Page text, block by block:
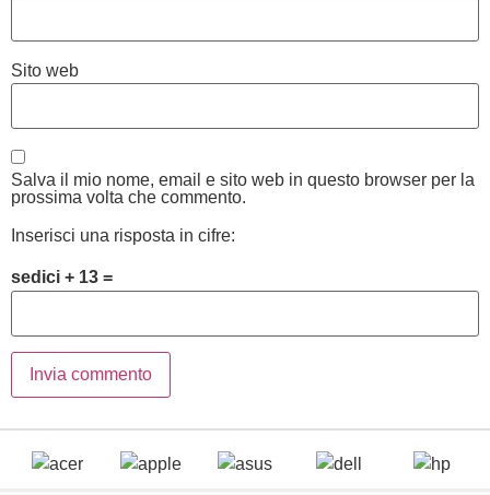
Sito web
Salva il mio nome, email e sito web in questo browser per la
prossima volta che commento.
Inserisci una risposta in cifre:
sedici + 13 =